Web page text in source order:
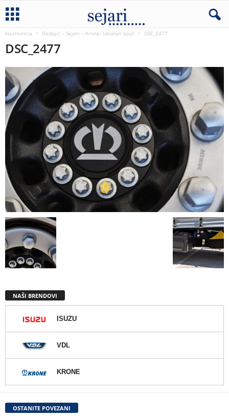
Naslovnica Dedajić – Sejari – Krone: Idealan spoj! DSC_2477
DSC_2477
NAŠI BRENDOVI
ISUZU
VDL
KRONE
OSTANITE POVEZANI